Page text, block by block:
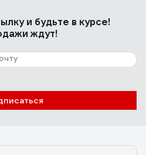
и будьте в курсе!
ждут!